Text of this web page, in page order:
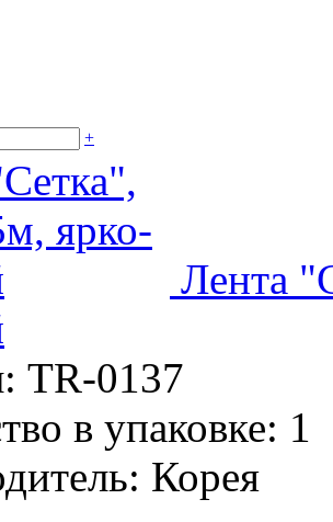
+
Лента
TR-0137
в упаковке: 1
Корея